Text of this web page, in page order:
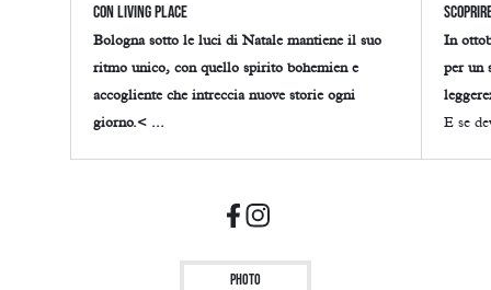
con Living Place
Bologna sotto le luci di Natale mantiene il suo
ritmo unico, con quello spirito bohemien e
accogliente che intreccia nuove storie ogni
giorno.< ...
In
per un
E se
Photo